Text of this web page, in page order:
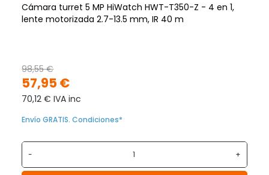
Cámara turret 5 MP HiWatch HWT-T350-Z - 4 en 1,
lente motorizada 2.7-13.5 mm, IR 40 m
57,95 €
98,55 €
70,12 € IVA inc
Envío GRATIS. Condiciones*
- +